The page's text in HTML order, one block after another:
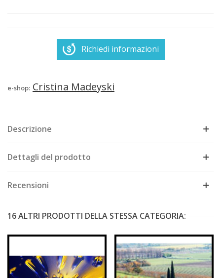
Richiedi informazioni
e-shop: Cristina Madeyski
Descrizione
Dettagli del prodotto
Recensioni
16 ALTRI PRODOTTI DELLA STESSA CATEGORIA: